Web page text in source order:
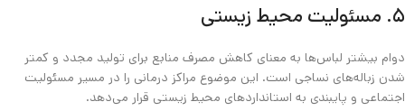
۵. مسئولیت محیط‌ زیستی
دوام بیشتر لباس‌ها به معنای کاهش مصرف منابع برای تولید مجدد و کمتر
شدن زباله‌های نساجی است. این موضوع مراکز درمانی را در مسیر مسئولیت
اجتماعی و پایبندی به استانداردهای محیط‌ زیستی قرار می‌دهد.